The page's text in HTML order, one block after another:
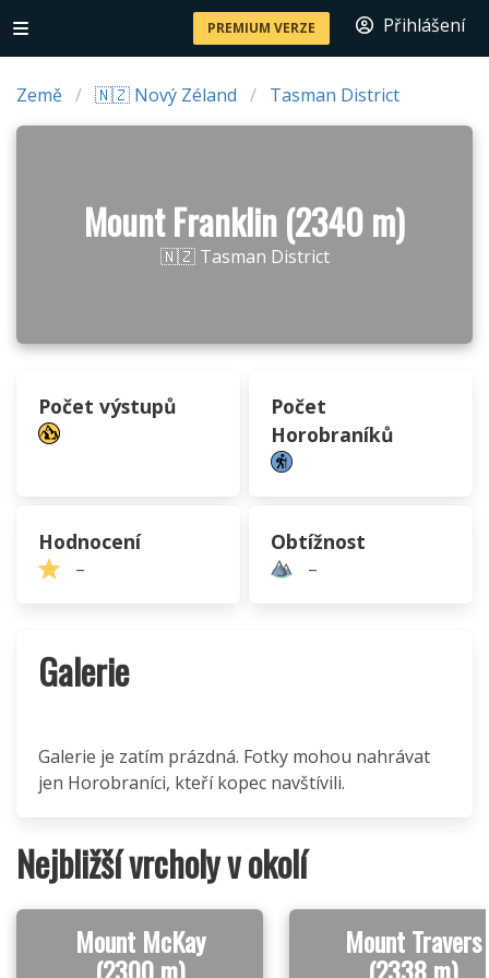
PREMIUM VERZE Přihlášení
Země 🇳🇿 Nový Zéland Tasman District
Mount Franklin (2340 m)
🇳🇿 Tasman District
Počet výstupů
Počet
Horobraníků
Hodnocení
–
Obtížnost
–
Galerie
Galerie je zatím prázdná. Fotky mohou nahrávat
jen Horobraníci, kteří kopec navštívili.
Nejbližší vrcholy v okolí
Mount McKay Mount Travers